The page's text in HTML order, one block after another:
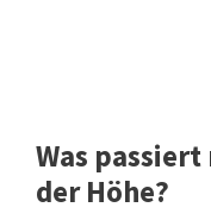
Was
der Höhe?